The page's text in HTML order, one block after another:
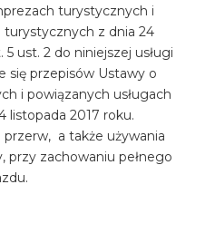
turystycznych i
turystycznych z dnia 24
ust. 2 do niniejszej usługi
się przepisów Ustawy o
i powiązanych usługach
listopada 2017 roku.
a także używania
przy zachowaniu pełnego